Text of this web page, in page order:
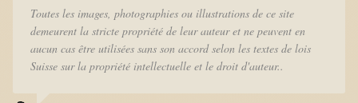
Toutes les images, photographies ou illustrations de ce site
demeurent la stricte propriété de leur auteur et ne peuvent en
aucun cas être utilisées sans son accord selon les textes de lois
Suisse sur la propriété intellectuelle et le droit d'auteur..